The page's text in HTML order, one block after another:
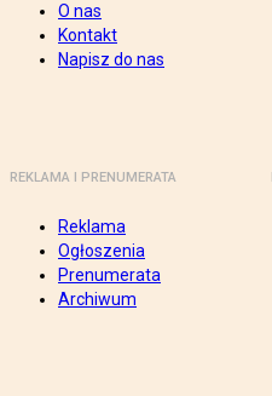
O nas
Kontakt
Napisz do nas
REKLAMA I PRENUMERATA
Reklama
Ogłoszenia
Prenumerata
Archiwum